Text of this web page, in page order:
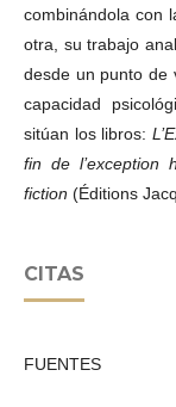
combinándola con
otra, su trabajo
desde un punto de
capacidad
sitúan los libros:
fin de l’exception
fiction (Éditions
CITAS
FUENTES